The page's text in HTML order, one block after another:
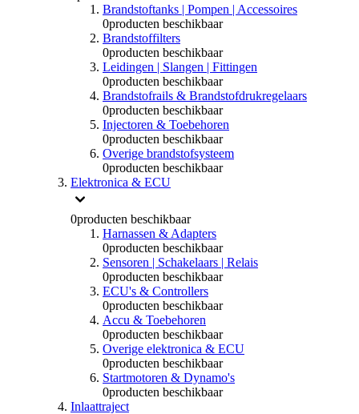
Brandstoftanks | Pompen | Accessoires
0producten beschikbaar
Brandstoffilters
0producten beschikbaar
Leidingen | Slangen | Fittingen
0producten beschikbaar
Brandstofrails & Brandstofdrukregelaars
0producten beschikbaar
Injectoren & Toebehoren
0producten beschikbaar
Overige brandstofsysteem
0producten beschikbaar
Elektronica & ECU
0producten beschikbaar
Harnassen & Adapters
0producten beschikbaar
Sensoren | Schakelaars | Relais
0producten beschikbaar
ECU's & Controllers
0producten beschikbaar
Accu & Toebehoren
0producten beschikbaar
Overige elektronica & ECU
0producten beschikbaar
Startmotoren & Dynamo's
0producten beschikbaar
Inlaattraject